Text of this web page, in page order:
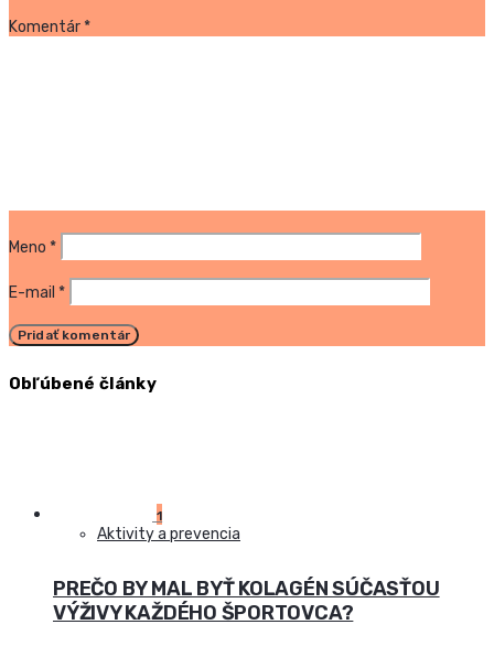
Komentár *
Meno *
E-mail *
Obľúbené články
1
Aktivity a prevencia
PREČO BY MAL BYŤ KOLAGÉN SÚČASŤOU
VÝŽIVY KAŽDÉHO ŠPORTOVCA?